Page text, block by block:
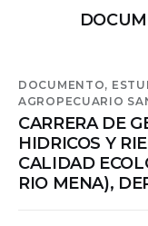
DOCUMENTO,
AGROPECUARIO
CARRERA DE
HIDRICOS Y
CALIDAD
RIO MENA),